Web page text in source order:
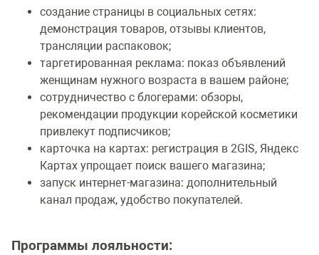
создание страницы в социальных сетях:
демонстрация товаров, отзывы клиентов,
трансляции распаковок;
таргетированная реклама: показ объявлений
женщинам нужного возраста в вашем районе;
сотрудничество с блогерами: обзоры,
рекомендации продукции корейской косметики
привлекут подписчиков;
карточка на картах: регистрация в 2GIS, Яндекс
Картах упрощает поиск вашего магазина;
запуск интернет-магазина: дополнительный
канал продаж, удобство покупателей.
Программы лояльности: